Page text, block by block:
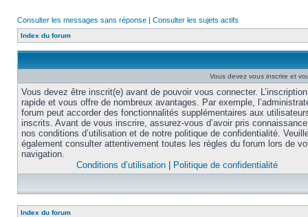
Consulter les messages sans réponse | Consulter les sujets actifs
Index du forum
Vous devez vous inscrire et
Vous devez être inscrit(e) avant de pouvoir vous connecter.
rapide et vous offre de nombreux avantages. Par exemple,
forum peut accorder des fonctionnalités supplémentaires aux
inscrits. Avant de vous inscrire, assurez-vous d’avoir pris
nos conditions d’utilisation et de notre politique de confidentialité.
également consulter attentivement toutes les règles du forum lors de
navigation.
Conditions d’utilisation
Politique de confidentialité
Index du forum